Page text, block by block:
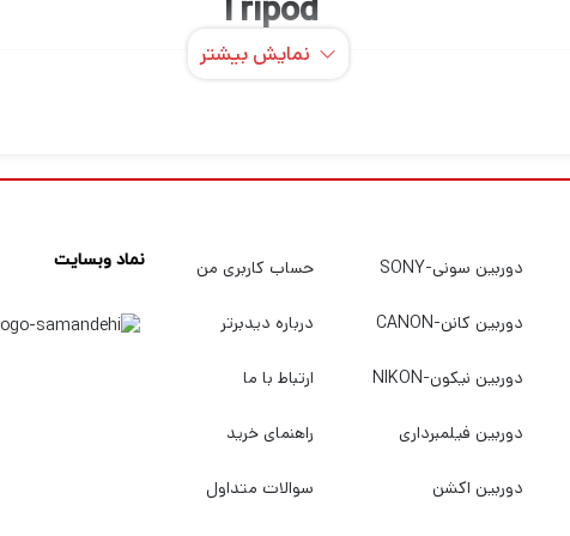
Tripod
نمایش بیشتر
دوربین سونی-SONY
دوربین کانن-CANON
دوربین نیکون-NIKON
دوربین فیلمبرداری
دوربین اکشن
حساب کاربری من
درباره دیدبرتر
ارتباط با ما
راهنمای خرید
سوالات متداول
نماد وبسایت